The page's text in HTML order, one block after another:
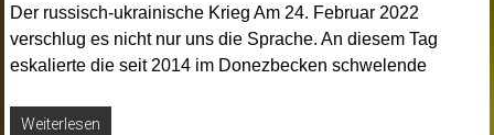
Der russisch-ukrainische Krieg Am 24. Februar 2022
verschlug es nicht nur uns die Sprache. An diesem Tag
eskalierte die seit 2014 im Donezbecken schwelende
Weiterlesen